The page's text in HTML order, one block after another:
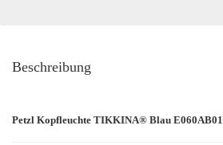
Beschreibung
Petzl Kopfleuchte TIKKINA® Blau E060AB01